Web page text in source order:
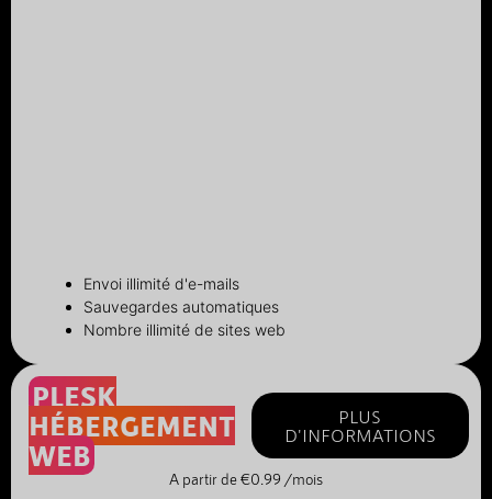
Envoi illimité d'e-mails
Sauvegardes automatiques
Nombre illimité de sites web
PLESK
HÉBERGEMENT
WEB
PLUS
D'INFORMATIONS
A partir de €0.99 /mois